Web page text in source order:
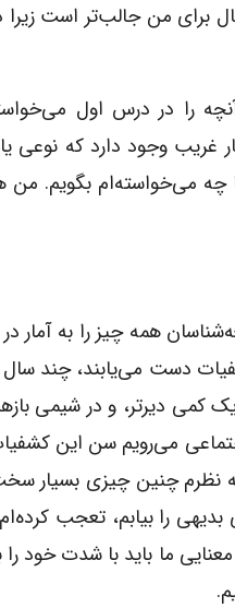
برای من جالب‌تر است
را در درس اول
وجود دارد که نوعی
چه می‌خواسته‌ام بگویم.
همه چیز را به آمار
دست می‌یابند، چند
دیرتر، و در شیمی بازهم
چه به سوی علوم اجتماعی می‌رویم سن
نظرم چنین چیزی بسیار
را بیابم، تعجب
ما باید با شدت خود